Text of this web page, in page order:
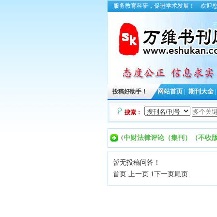
服务教育科研，促进学术发展！ 欢迎
投稿好助手！ 网站首页 期刊大全
搜索：
《中财法律评论（集刊）（不收
暂无投稿问答！
首页 上一页 1下一页尾页